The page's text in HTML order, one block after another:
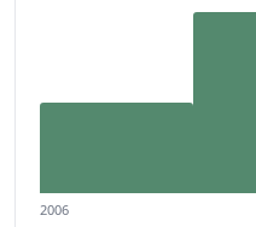
2006